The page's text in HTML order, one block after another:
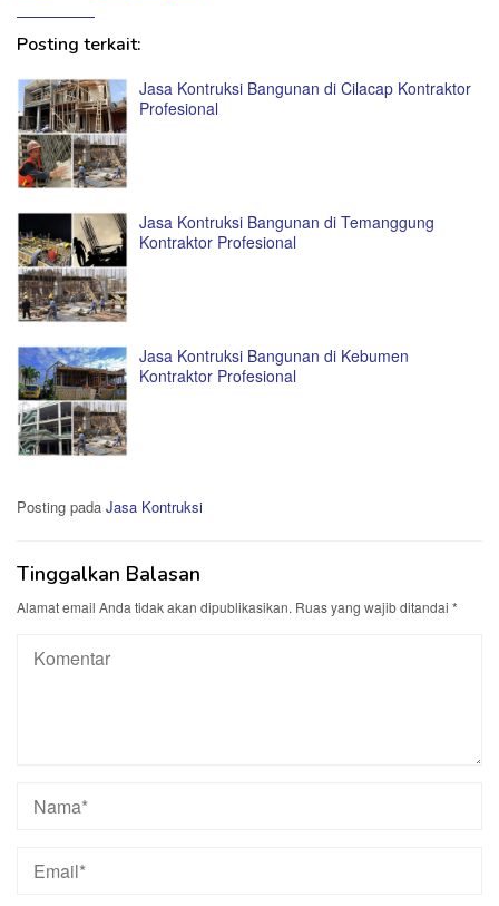
Posting terkait:
Jasa Kontruksi Bangunan di Cilacap Kontraktor
Profesional
Jasa Kontruksi Bangunan di Temanggung
Kontraktor Profesional
Jasa Kontruksi Bangunan di Kebumen
Kontraktor Profesional
Posting pada Jasa Kontruksi
Tinggalkan Balasan
Alamat email Anda tidak akan dipublikasikan. Ruas yang wajib ditandai *